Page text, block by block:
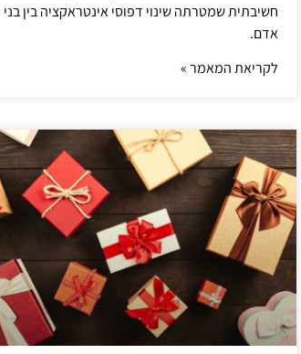
חשיבתית שמטרתה שינוי דפוסי אינטראקציה בין בני
אדם.
לקריאת המאמר »